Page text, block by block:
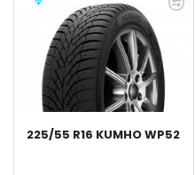
225/55 R16 KUMHO WP52